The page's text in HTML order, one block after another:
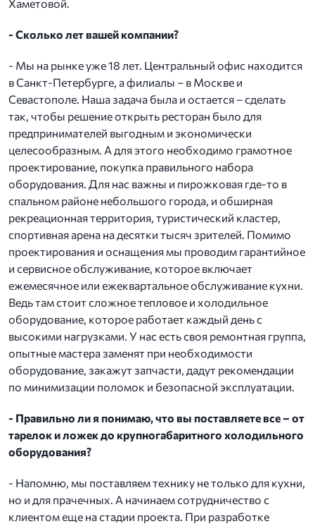
Хаметовой.
- Сколько лет вашей компании?
- Мы на рынке уже 18 лет. Центральный офис находится
в Санкт-Петербурге, а филиалы – в Москве и
Севастополе. Наша задача была и остается – сделать
так, чтобы решение открыть ресторан было для
предпринимателей выгодным и экономически
целесообразным. А для этого необходимо грамотное
проектирование, покупка правильного набора
оборудования. Для нас важны и пирожковая где-то в
спальном районе небольшого города, и обширная
рекреационная территория, туристический кластер,
спортивная арена на десятки тысяч зрителей. Помимо
проектирования и оснащения мы проводим гарантийное
и сервисное обслуживание, которое включает
ежемесячное или ежеквартальное обслуживание кухни.
Ведь там стоит сложное тепловое и холодильное
оборудование, которое работает каждый день с
высокими нагрузками. У нас есть своя ремонтная группа,
опытные мастера заменят при необходимости
оборудование, закажут запчасти, дадут рекомендации
по минимизации поломок и безопасной эксплуатации.
- Правильно ли я понимаю, что вы поставляете все – от
тарелок и ложек до крупногабаритного холодильного
оборудования?
- Напомню, мы поставляем технику не только для кухни,
но и для прачечных. А начинаем сотрудничество с
клиентом еще на стадии проекта. При разработке